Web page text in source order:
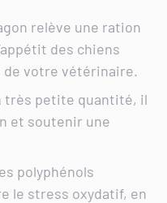
relève une ration
des chiens
de votre vétérinaire.
très petite quantité, il
et soutenir une
polyphénols
le stress oxydatif, en